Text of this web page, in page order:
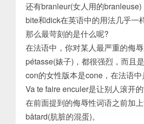
还有branleur(女人用的branleuse)
bite和dick在英语中的用法几乎
那么最苛刻的是什么呢?
在法语中，你对某人最严重的侮
pétasse(婊子)，都很强烈，而且
con的女性版本是cone，在法语
Va te faire enculer是让别人滚开
在前面提到的侮辱性词语之前加
bâtard(肮脏的混蛋)。